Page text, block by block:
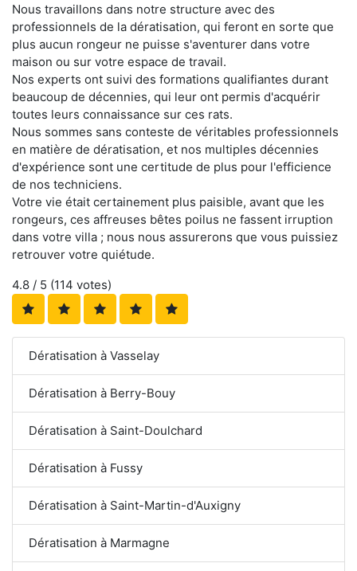
Nous travaillons dans notre structure avec des
professionnels de la dératisation, qui feront en sorte que
plus aucun rongeur ne puisse s'aventurer dans votre
maison ou sur votre espace de travail.
Nos experts ont suivi des formations qualifiantes durant
beaucoup de décennies, qui leur ont permis d'acquérir
toutes leurs connaissance sur ces rats.
Nous sommes sans conteste de véritables professionnels
en matière de dératisation, et nos multiples décennies
d'expérience sont une certitude de plus pour l'efficience
de nos techniciens.
Votre vie était certainement plus paisible, avant que les
rongeurs, ces affreuses bêtes poilus ne fassent irruption
dans votre villa ; nous nous assurerons que vous puissiez
retrouver votre quiétude.
4.8 / 5 (114 votes)
Dératisation à Vasselay
Dératisation à Berry-Bouy
Dératisation à Saint-Doulchard
Dératisation à Fussy
Dératisation à Saint-Martin-d'Auxigny
Dératisation à Marmagne